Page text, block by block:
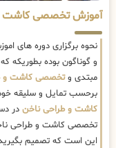
آموزش تخصصی کاشت و
نحوه برگزاری دوره های
و گوناگون بوده بطوریکه
مبتدی وتخصصی کاشت و
برحسب تمایل و سلیقه
کاشت و طراحی ناخن در
تخصصی کاشت و طراحی
این است که تصمیم